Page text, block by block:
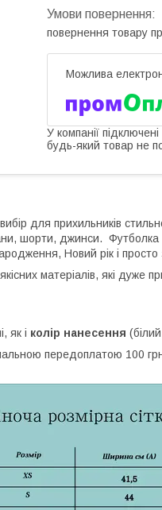
повернення товару
У компанії
будь-який товар не
для прихильників
шорти, джинси. Футболка
Новий рік і просто
матеріалів, які дуже
як і колір нанесення
передоплатою 100